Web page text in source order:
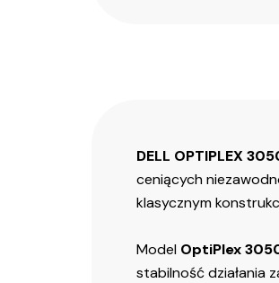
DELL OPTIPLEX
ceniących
klasycznym
Model OptiPlex
stabilność działania